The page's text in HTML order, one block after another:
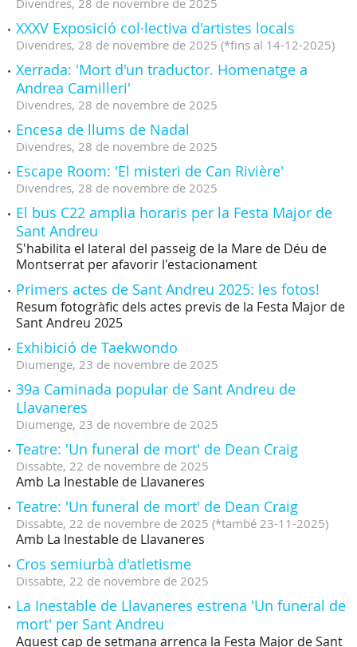
Divendres, 28 de novembre de 2025
XXXV Exposició col·lectiva d'artistes locals
Divendres, 28 de novembre de 2025 (*fins al 14-12-2025)
Xerrada: 'Mort d'un traductor. Homenatge a
Andrea Camilleri'
Divendres, 28 de novembre de 2025
Encesa de llums de Nadal
Divendres, 28 de novembre de 2025
Escape Room: 'El misteri de Can Rivière'
Divendres, 28 de novembre de 2025
El bus C22 amplia horaris per la Festa Major de
Sant Andreu
S'habilita el lateral del passeig de la Mare de Déu de
Montserrat per afavorir l'estacionament
Primers actes de Sant Andreu 2025: les fotos!
Resum fotogràfic dels actes previs de la Festa Major de
Sant Andreu 2025
Exhibició de Taekwondo
Diumenge, 23 de novembre de 2025
39a Caminada popular de Sant Andreu de
Llavaneres
Diumenge, 23 de novembre de 2025
Teatre: 'Un funeral de mort' de Dean Craig
Dissabte, 22 de novembre de 2025
Amb La Inestable de Llavaneres
Teatre: 'Un funeral de mort' de Dean Craig
Dissabte, 22 de novembre de 2025 (*també 23-11-2025)
Amb La Inestable de Llavaneres
Cros semiurbà d'atletisme
Dissabte, 22 de novembre de 2025
La Inestable de Llavaneres estrena 'Un funeral de
mort' per Sant Andreu
Aquest cap de setmana arrenca la Festa Major de Sant